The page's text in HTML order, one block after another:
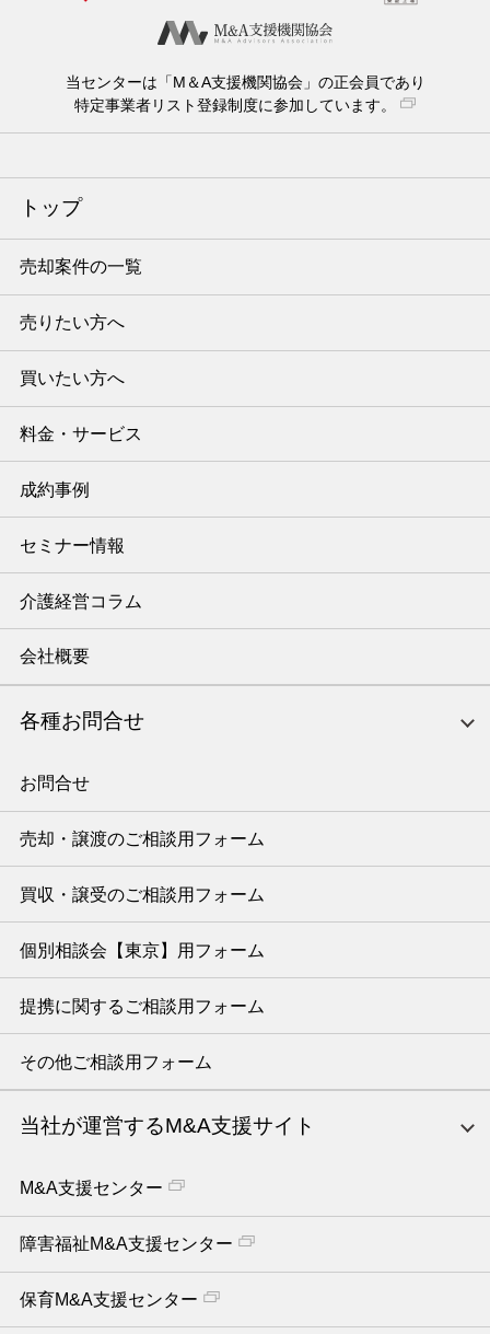
当センターは「M＆A支援機関協会」の正会員であり
特定事業者リスト登録制度に参加しています。
トップ
売却案件の一覧
売りたい方へ
買いたい方へ
料金・サービス
成約事例
セミナー情報
介護経営コラム
会社概要
各種お問合せ
お問合せ
売却・譲渡のご相談用フォーム
買収・譲受のご相談用フォーム
個別相談会【東京】用フォーム
提携に関するご相談用フォーム
その他ご相談用フォーム
当社が運営するM&A支援サイト
M&A支援センター
障害福祉M&A支援センター
保育M&A支援センター